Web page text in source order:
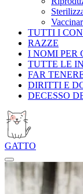
TUTTI I
RAZZE
I NOMI PER
TUTTE LE
FAR
DIRITTI E
DECESSO
GATTO